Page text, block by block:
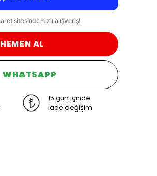
HEMEN AL
WHATSAPP
15 gün içinde
iade değişim